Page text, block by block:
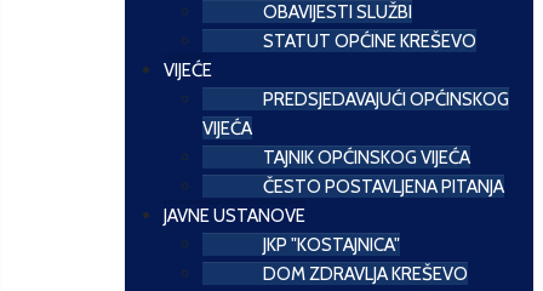
OBAVIJESTI SLUŽBI
STATUT OPĆINE KREŠEVO
VIJEĆE
PREDSJEDAVAJUĆI OPĆINSKOG
VIJEĆA
TAJNIK OPĆINSKOG VIJEĆA
ČESTO POSTAVLJENA PITANJA
JAVNE USTANOVE
JKP "KOSTAJNICA"
DOM ZDRAVLJA KREŠEVO